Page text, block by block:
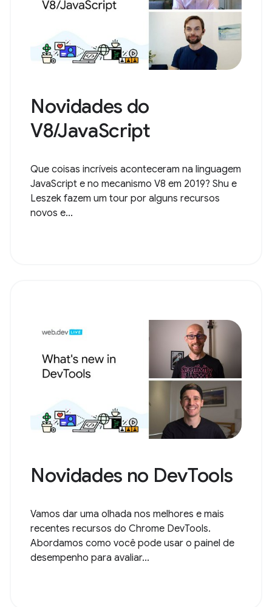
Novidades do
V8/JavaScript
Que coisas incríveis aconteceram na linguagem
JavaScript e no mecanismo V8 em 2019? Shu e
Leszek fazem um tour por alguns recursos
novos e...
Novidades no DevTools
Vamos dar uma olhada nos melhores e mais
recentes recursos do Chrome DevTools.
Abordamos como você pode usar o painel de
desempenho para avaliar...